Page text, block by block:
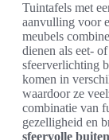
Tuintafels met
aanvulling voor
meubels
dienen als eet-
sfeerverlichting
komen in
waardoor ze
combinatie van
gezelligheid en
sfeervolle